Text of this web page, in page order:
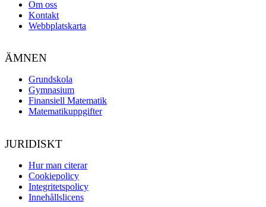
Om oss
Kontakt
Webbplatskarta
ÄMNEN
Grundskola
Gymnasium
Finansiell Matematik
Matematikuppgifter
JURIDISKT
Hur man citerar
Cookiepolicy
Integritetspolicy
Innehållslicens